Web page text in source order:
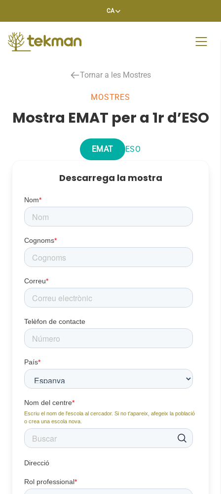
CA
Tornar a les Mostres
MOSTRES
Mostra EMAT per a 1r d’ESO
EMAT ESO
Descarrega la mostra
Nom*
Cognoms*
Correu*
Telèfon de contacte
País*
Nom del centre*
Escriu el nom de l'escola al cercador. Si no t'apareix, afegeix la població
o crea una escola nova.
Direcció
Rol professional*